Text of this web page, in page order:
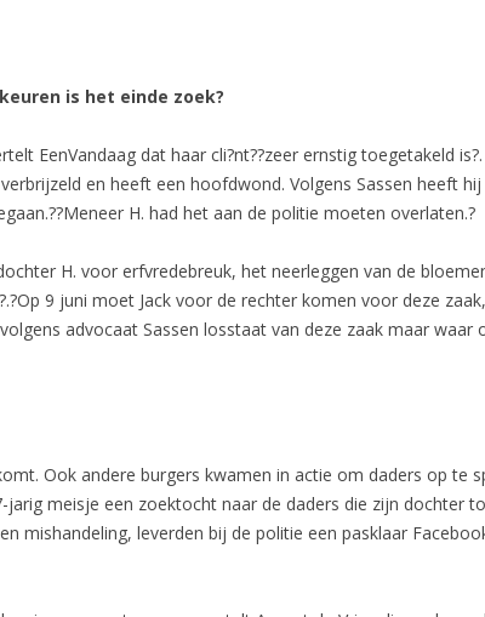
is het einde zoek?
EenVandaag dat haar cli?nt??zeer ernstig toegetakeld
en heeft een hoofdwond. Volgens Sassen heeft
H. had het aan de politie moeten overlaten.?
H. voor erfvredebreuk, het neerleggen van de
9 juni moet Jack voor de rechter komen voor deze
advocaat Sassen losstaat van deze zaak maar
Ook andere burgers kwamen in actie om daders op te
meisje een zoektocht naar de daders die zijn dochter
mishandeling, leverden bij de politie een pasklaar